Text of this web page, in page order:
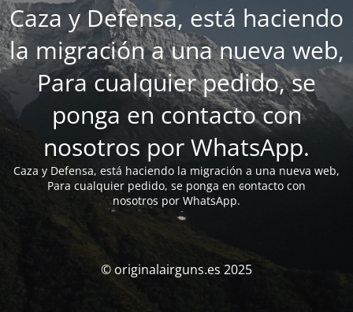
Caza y Defensa, está haciendo
la migración a una nueva web,
Para cualquier pedido, se
ponga en contacto con
nosotros por WhatsApp.
Caza y Defensa, está haciendo la migración a una nueva web,
Para cualquier pedido, se ponga en contacto con
nosotros por WhatsApp.
© originalairguns.es 2025